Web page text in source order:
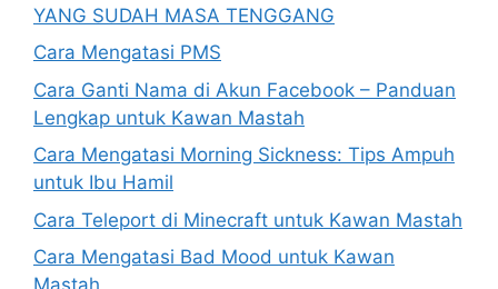
YANG SUDAH MASA TENGGANG
Cara Mengatasi PMS
Cara Ganti Nama di Akun Facebook – Panduan
Lengkap untuk Kawan Mastah
Cara Mengatasi Morning Sickness: Tips Ampuh
untuk Ibu Hamil
Cara Teleport di Minecraft untuk Kawan Mastah
Cara Mengatasi Bad Mood untuk Kawan
Mastah